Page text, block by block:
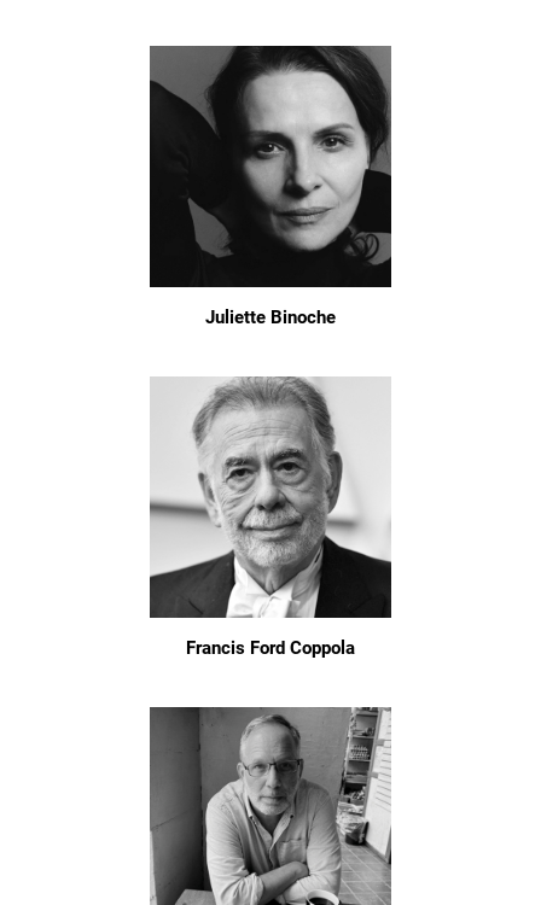
Juliette Binoche
Francis Ford Coppola